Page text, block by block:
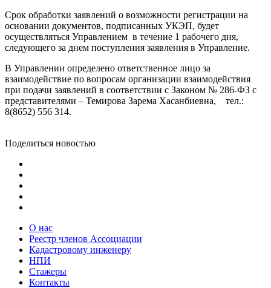
Срок обработки заявлений о возможности регистрации на
основании документов, подписанных УКЭП, будет
осуществляться Управлением в течение 1 рабочего дня,
следующего за днем поступления заявления в Управление.
В Управлении определено ответственное лицо за
взаимодействие по вопросам организации взаимодействия
при подачи заявлений в соответствии с Законом № 286-ФЗ с
представителями – Темирова Зарема Хасанбиевна, тел.:
8(8652) 556 314.
Поделиться новостью
О нас
Реестр членов Ассоциации
Кадастровому инженеру
НПИ
Стажеры
Контакты